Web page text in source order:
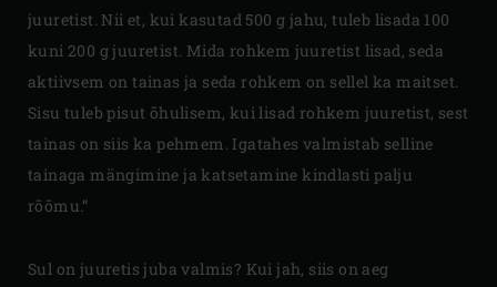
juuretist. Nii et, kui kasutad 500 g jahu, tuleb lisada 100
kuni 200 g juuretist. Mida rohkem juuretist lisad, seda
aktiivsem on tainas ja seda rohkem on sellel ka maitset.
Sisu tuleb pisut õhulisem, kui lisad rohkem juuretist, sest
tainas on siis ka pehmem. Igatahes valmistab selline
tainaga mängimine ja katsetamine kindlasti palju
rõõmu.“
Sul on juuretis juba valmis? Kui jah, siis on aeg